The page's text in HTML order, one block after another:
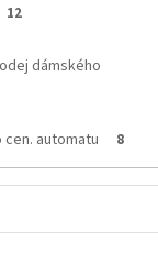
12
dámského
automatu 8